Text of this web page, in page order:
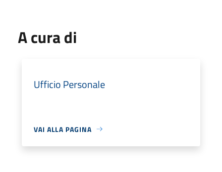
A cura di
Ufficio Personale
VAI ALLA PAGINA